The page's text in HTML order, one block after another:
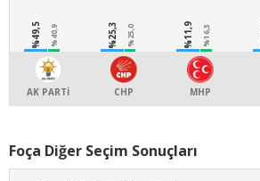
%49,5 %40,9
AK PARTİ
%25,3 %25,0
CHP
%11,9 %16,3
MHP
Foça Diğer Seçim Sonuçları